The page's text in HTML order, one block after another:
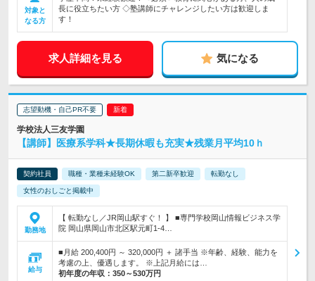
対象と
なる方
長に役立ちたい方 ◇塾講師にチャレンジしたい方は歓迎しま
す！
求人詳細を見る 気になる
志望動機・自己PR不要
学校法人三友学園
【講師】医療系学科★長期休暇も充実★残業月平均10ｈ
契約社員 職種・業種未経験OK 第二新卒歓迎 転勤なし
女性のおしごと掲載中
勤務地
【 転勤なし／JR岡山駅すぐ！ 】 ■専門学校岡山情報ビジネス学
院 岡山県岡山市北区駅元町1-4…
給与
■月給 200,400円 ～ 320,000円 ＋ 諸手当 ※年齢、経験、能力を
考慮の上、優遇します。 ※上記月給には…
初年度の年収： 350～530万円